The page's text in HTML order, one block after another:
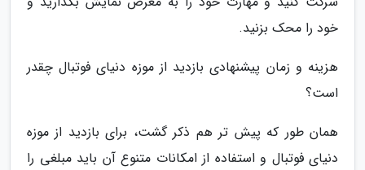
خود را محک بزنید.
هزینه و زمان پیشنهادی بازدید از موزه دنیای فوتبال چقدر
است؟
همان طور که پیش تر هم ذکر گشت، برای بازدید از موزه
دنیای فوتبال و استفاده از امکانات متنوع آن باید مبلغی را